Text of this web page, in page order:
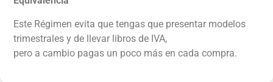
Este Régimen evita que tengas que presentar modelos
trimestrales y de llevar libros de IVA,
pero a cambio pagas un poco más en cada compra.